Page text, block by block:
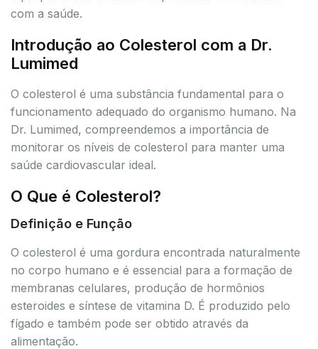
com a saúde.
Introdução ao Colesterol com a Dr.
Lumimed
O colesterol é uma substância fundamental para o
funcionamento adequado do organismo humano. Na
Dr. Lumimed, compreendemos a importância de
monitorar os níveis de colesterol para manter uma
saúde cardiovascular ideal.
O Que é Colesterol?
Definição e Função
O colesterol é uma gordura encontrada naturalmente
no corpo humano e é essencial para a formação de
membranas celulares, produção de hormônios
esteroides e síntese de vitamina D. É produzido pelo
fígado e também pode ser obtido através da
alimentação.